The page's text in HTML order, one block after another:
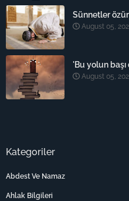
Sünnetler
August 05,
'Bu yolun
August 05,
Kategoriler
Abdest Ve Namaz
Ahlak Bilgileri